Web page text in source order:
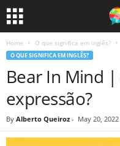
Home O que significa em inglês?
O QUE SIGNIFICA EM INGLÊS?
Bear In Mind |
expressão?
By Alberto Queiroz - May 20, 2022